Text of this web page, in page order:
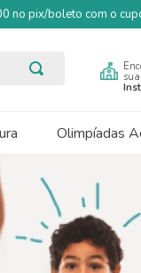
no pix/boleto com o
sua
Olimpíadas